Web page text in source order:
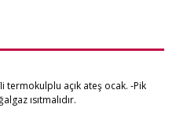
termokulplu açık ateş ocak. -Pik
ısıtmalıdır.